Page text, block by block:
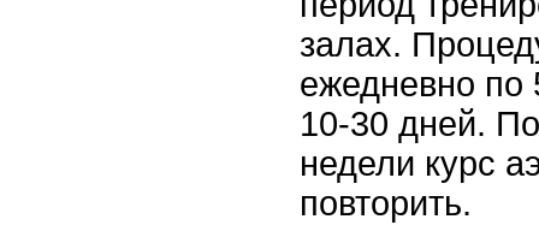
залах.
ежедневно по
10-30 дней.
недели курс
повторить.